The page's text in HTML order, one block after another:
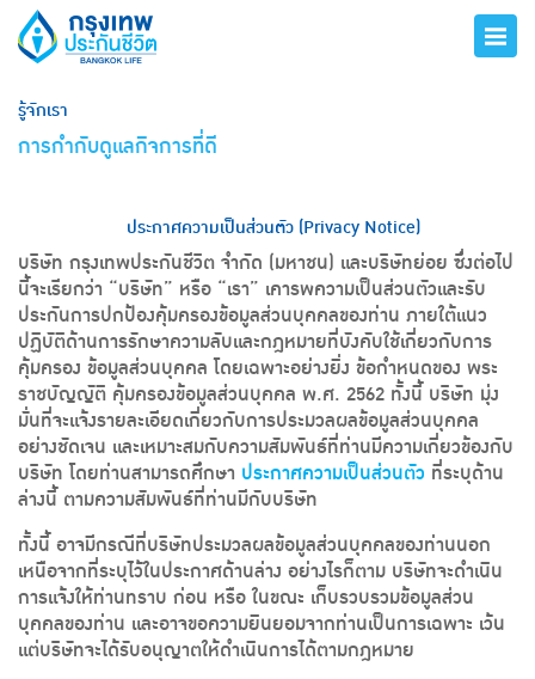
รู้จักเรา
การกำกับดูแลกิจการที่ดี
ประกาศความเป็นส่วนตัว (Privacy Notice)
บริษัท กรุงเทพประกันชีวิต จำกัด (มหาชน) และบริษัทย่อย ซึ่งต่อไป
นี้จะเรียกว่า “บริษัท” หรือ “เรา” เคารพความเป็นส่วนตัวและรับ
ประกันการปกป้องคุ้มครองข้อมูลส่วนบุคคลของท่าน ภายใต้แนว
ปฏิบัติด้านการรักษาความลับและกฎหมายที่บังคับใช้เกี่ยวกับการ
คุ้มครอง ข้อมูลส่วนบุคคล โดยเฉพาะอย่างยิ่ง ข้อกำหนดของ พระ
ราชบัญญัติ คุ้มครองข้อมูลส่วนบุคคล พ.ศ. 2562 ทั้งนี้ บริษัท มุ่ง
มั่นที่จะแจ้งรายละเอียดเกี่ยวกับการประมวลผลข้อมูลส่วนบุคคล
อย่างชัดเจน และเหมาะสมกับความสัมพันธ์ที่ท่านมีความเกี่ยวข้องกับ
บริษัท โดยท่านสามารถศึกษา ประกาศความเป็นส่วนตัว ที่ระบุด้าน
ล่างนี้ ตามความสัมพันธ์ที่ท่านมีกับบริษัท
ทั้งนี้ อาจมีกรณีที่บริษัทประมวลผลข้อมูลส่วนบุคคลของท่านนอก
เหนือจากที่ระบุไว้ในประกาศด้านล่าง อย่างไรก็ตาม บริษัทจะดำเนิน
การแจ้งให้ท่านทราบ ก่อน หรือ ในขณะ เก็บรวบรวมข้อมูลส่วน
บุคคลของท่าน และอาจขอความยินยอมจากท่านเป็นการเฉพาะ เว้น
แต่บริษัทจะได้รับอนุญาตให้ดำเนินการได้ตามกฎหมาย